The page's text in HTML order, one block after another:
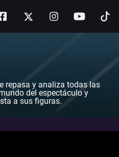
repasa y analiza todas las
del espectáculo y
a sus figuras.